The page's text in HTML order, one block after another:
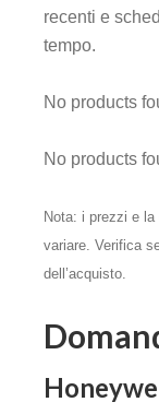
recenti e
tempo.
No products
No products
Nota: i prezzi e
variare. Verifica
dell’acquisto.